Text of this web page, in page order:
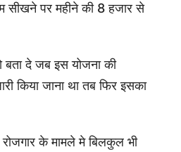
सीखने पर महीने की 8 हजार से
बता दे जब इस योजना की
किया जाना था तब फिर इसका
के मामले मे बिलकुल भी